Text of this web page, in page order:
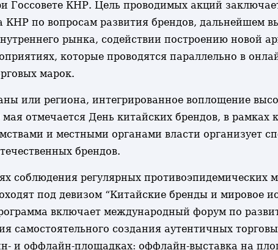
КНР. Цель проводимых акций
по вопросам развития брендов, дальнейшем
рынка, содействии построению новой
которые проводятся параллельно в
марок.
или региона, интегрированное воплощение
отмечается День китайских брендов, в рамках
и местными органами власти организует
брендов.
соблюдения регулярных противоэпидемических
под девизом “Китайские бренды и мировое
включает международный форум по
самостоятельного создания аутентичных
и оффлайн-площадках: оффлайн-выставка на